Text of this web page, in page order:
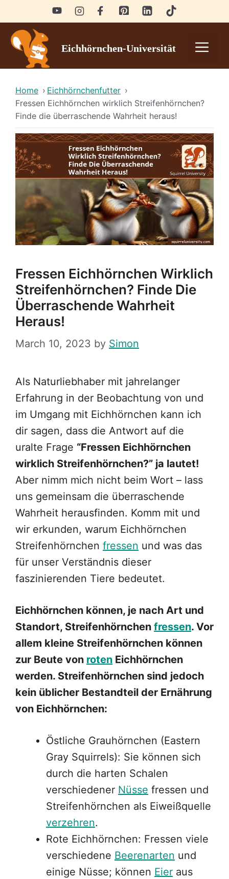
to
content
Eichhörnchen-Universität
Home › Eichhörnchenfutter ›
Fressen Eichhörnchen wirklich Streifenhörnchen?
Finde die überraschende Wahrheit heraus!
Fressen Eichhörnchen Wirklich
Streifenhörnchen? Finde Die
Überraschende Wahrheit
Heraus!
March 10, 2023 by Simon
Als Naturliebhaber mit jahrelanger
Erfahrung in der Beobachtung von und
im Umgang mit Eichhörnchen kann ich
dir sagen, dass die Antwort auf die
uralte Frage “Fressen Eichhörnchen
wirklich Streifenhörnchen?” ja lautet!
Aber nimm mich nicht beim Wort – lass
uns gemeinsam die überraschende
Wahrheit herausfinden. Komm mit und
wir erkunden, warum Eichhörnchen
Streifenhörnchen fressen und was das
für unser Verständnis dieser
faszinierenden Tiere bedeutet.
Eichhörnchen können, je nach Art und
Standort, Streifenhörnchen fressen. Vor
allem kleine Streifenhörnchen können
zur Beute von roten Eichhörnchen
werden. Streifenhörnchen sind jedoch
kein üblicher Bestandteil der Ernährung
von Eichhörnchen:
Östliche Grauhörnchen (Eastern
Gray Squirrels): Sie können sich
durch die harten Schalen
verschiedener Nüsse fressen und
Streifenhörnchen als Eiweißquelle
verzehren.
Rote Eichhörnchen: Fressen viele
verschiedene Beerenarten und
einige Nüsse; können Eier aus